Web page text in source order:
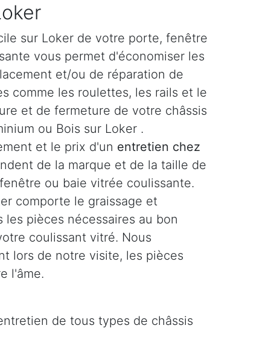
sur Loker de votre porte, fenêtre
vous permet d'économiser les
et/ou de réparation de
comme les roulettes, les rails et le
et de fermeture de votre châssis
ou Bois sur Loker .
et le prix d'un entretien chez
de la marque et de la taille de
ou baie vitrée coulissante.
comporte le graissage et
pièces nécessaires au bon
coulissant vitré. Nous
lors de notre visite, les pièces
l'âme.
de tous types de châssis